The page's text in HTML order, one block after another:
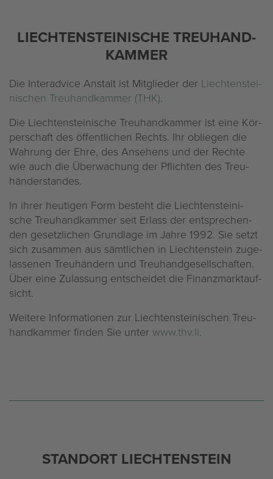
LIECH­TEN­STEI­NI­SCHE TREU­HAND­
KAM­MER
Die In­terad­vice An­stalt ist Mit­glie­der der Liech­ten­stei­
ni­schen Treu­hand­kam­mer (THK).
Die Liech­ten­stei­ni­sche Treu­hand­kam­mer ist eine Kör­
per­schaft des öf­fent­li­chen Rechts. Ihr ob­lie­gen die
Wah­rung der Ehre, des An­se­hens und der Rech­te
wie auch die Über­wa­chung der Pflich­ten des Treu­
hän­der­stan­des.
In ihrer heu­ti­gen Form be­steht die Liech­ten­stei­ni­
sche Treu­hand­kam­mer seit Er­lass der ent­spre­chen­
den ge­setz­li­chen Grund­la­ge im Jahre 1992. Sie setzt
sich zu­sam­men aus sämt­li­chen in Liech­ten­stein zu­ge­
las­se­nen Treu­hän­dern und Treu­hand­ge­sell­schaf­ten.
Über eine Zu­las­sung ent­schei­det die Fi­nanz­markt­auf­
sicht.
Wei­te­re In­for­ma­tio­nen zur Liech­ten­stei­ni­schen Treu­
hand­kam­mer fin­den Sie unter www.​thv.​li.
STAND­ORT LIECH­TEN­STEIN